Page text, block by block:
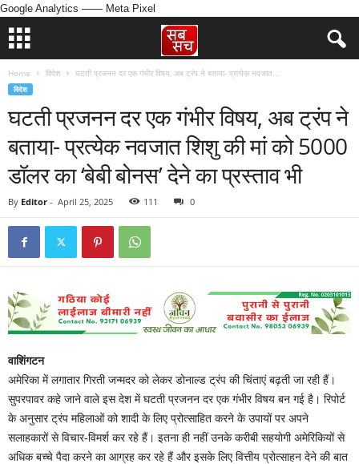
Google Analytics —— Meta Pixel
Home विदेश घटती प्रजनन दर एक गंभीर विषय, अब ट्रंप ने बताया- प्रत्येक नवजात...
विदेश
घटती प्रजनन दर एक गंभीर विषय, अब ट्रंप ने
बताया- प्रत्येक नवजात शिशु की मां को 5000
डॉलर का ‘बेबी बोनस’ देने का प्रस्ताव भी
By Editor - April 25, 2025 111 0
वाशिंगटन
अमेरिका में लगातार गिरती जन्मदर को लेकर डोनाल्ड ट्रंप की चिंताएं बढ़ती जा रही हैं।
सुपरपावर कहे जाने वाले इस देश में घटती प्रजनन दर एक गंभीर विषय बन गई है। रिपोर्ट
के अनुसार ट्रंप महिलाओं को शादी के लिए प्रोत्साहित करने के उपायों पर अपने
सलाहकारों से विचार-विमर्श कर रहे हैं। इतना ही नहीं उनके करीबी सहयोगी अमेरिकियों से
अधिक बच्चे पैदा करने का आग्रह कर रहे हैं और इसके लिए वित्तीय प्रोत्साहन देने की बात